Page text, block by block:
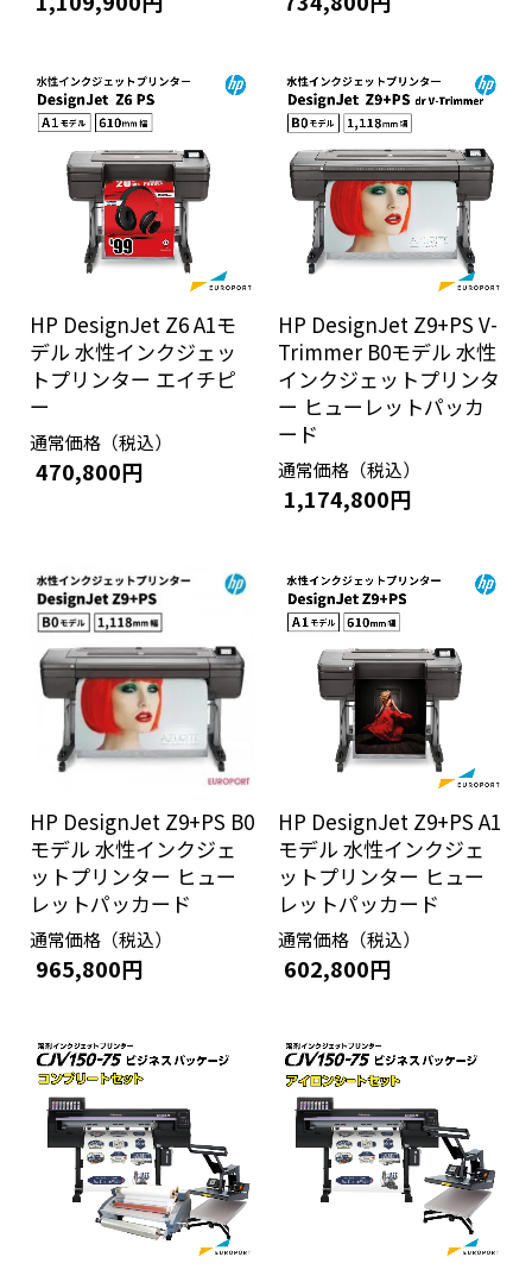
HP DesignJet Z6 A1モ
デル 水性インクジェッ
トプリンター エイチピ
ー
通常価格（税込）
470,800円
HP DesignJet Z9+PS V-
Trimmer B0モデル 水性
インクジェットプリンタ
ー ヒューレットパッカ
ード
通常価格（税込）
1,174,800円
HP DesignJet Z9+PS B0
モデル 水性インクジェ
ットプリンター ヒュー
レットパッカード
通常価格（税込）
965,800円
HP DesignJet Z9+PS A1
モデル 水性インクジェ
ットプリンター ヒュー
レットパッカード
通常価格（税込）
602,800円